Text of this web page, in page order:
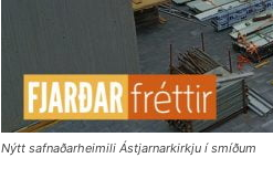
Nýtt safnaðarheimili Ástjarnarkirkju í smíðum